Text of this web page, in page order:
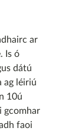
ar
Is ó
dátú
ag léiriú
10ú
gcomhar
faoi